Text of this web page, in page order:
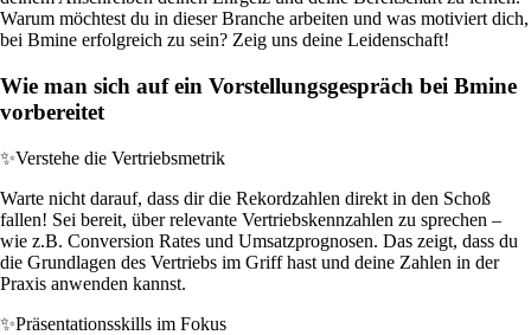
Warum möchtest du in dieser Branche arbeiten und was motiviert dich,
bei Bmine erfolgreich zu sein? Zeig uns deine Leidenschaft!
Wie man sich auf ein Vorstellungsgespräch bei Bmine
vorbereitet
✨Verstehe die Vertriebsmetrik
Warte nicht darauf, dass dir die Rekordzahlen direkt in den Schoß
fallen! Sei bereit, über relevante Vertriebskennzahlen zu sprechen –
wie z.B. Conversion Rates und Umsatzprognosen. Das zeigt, dass du
die Grundlagen des Vertriebs im Griff hast und deine Zahlen in der
Praxis anwenden kannst.
✨Präsentationsskills im Fokus